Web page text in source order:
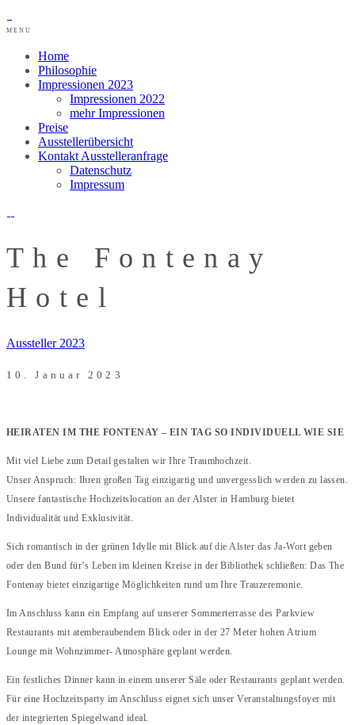
MENU
Home
Philosophie
Impressionen 2023
Impressionen 2022
mehr Impressionen
Preise
Ausstellerübersicht
Kontakt Ausstelleranfrage
Datenschutz
Impressum
The Fontenay
Hotel
Aussteller 2023
10. Januar 2023
HEIRATEN IM THE FONTENAY – EIN TAG SO INDIVIDUELL WIE SIE
Mit viel Liebe zum Detail gestalten wir Ihre Traumhochzeit.
Unser Anspruch: Ihren großen Tag einzigartig und unvergesslich werden zu lassen.
Unsere fantastische Hochzeitslocation an der Alster in Hamburg bietet
Individualität und Exklusivität.
Sich romantisch in der grünen Idylle mit Blick auf die Alster das Ja-Wort geben
oder den Bund für’s Leben im kleinen Kreise in der Bibliothek schließen: Das The
Fontenay bietet einzigartige Möglichkeiten rund um Ihre Trauzeremonie.
Im Anschluss kann ein Empfang auf unserer Sommerterrasse des Parkview
Restaurants mit atemberaubendem Blick oder in der 27 Meter hohen Atrium
Lounge mit Wohnzimmer- Atmosphäre geplant werden.
Ein festliches Dinner kann in einem unserer Säle oder Restaurants geplant werden.
Für eine Hochzeitsparty im Anschluss eignet sich unser Veranstaltungsfoyer mit
der integrierten Spiegelwand ideal.